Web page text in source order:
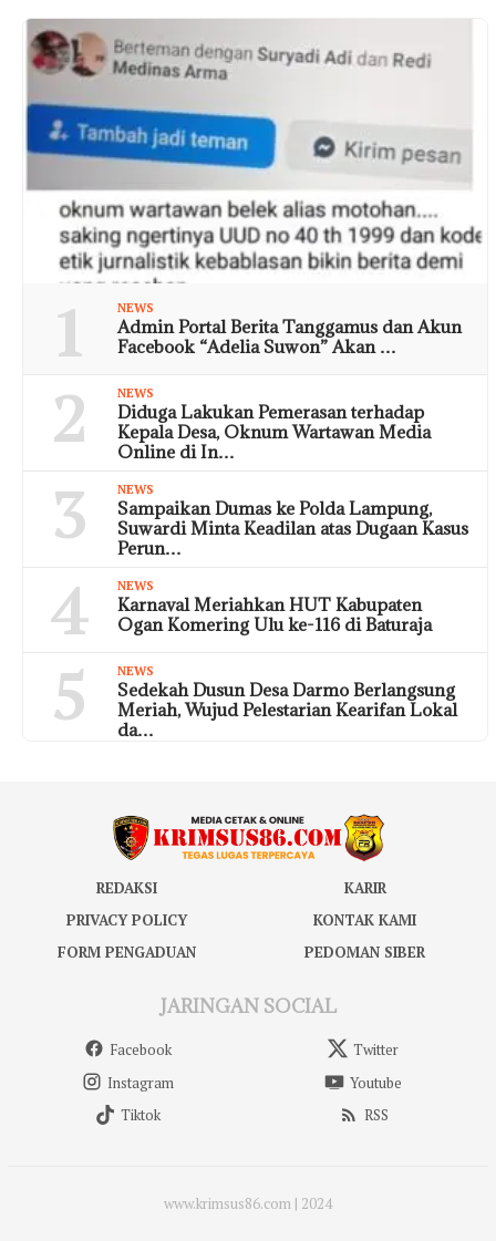
1 NEWS
Admin Portal Berita Tanggamus dan Akun
Facebook “Adelia Suwon” Akan …
2 NEWS
Diduga Lakukan Pemerasan terhadap
Kepala Desa, Oknum Wartawan Media
Online di In…
3 NEWS
Sampaikan Dumas ke Polda Lampung,
Suwardi Minta Keadilan atas Dugaan Kasus
Perun…
4 NEWS
Karnaval Meriahkan HUT Kabupaten
Ogan Komering Ulu ke-116 di Baturaja
5 NEWS
Sedekah Dusun Desa Darmo Berlangsung
Meriah, Wujud Pelestarian Kearifan Lokal
da…
REDAKSI
KARIR
PRIVACY POLICY
KONTAK KAMI
FORM PENGADUAN
PEDOMAN SIBER
JARINGAN SOCIAL
Facebook
Twitter
Instagram
Youtube
Tiktok
RSS
www.krimsus86.com | 2024